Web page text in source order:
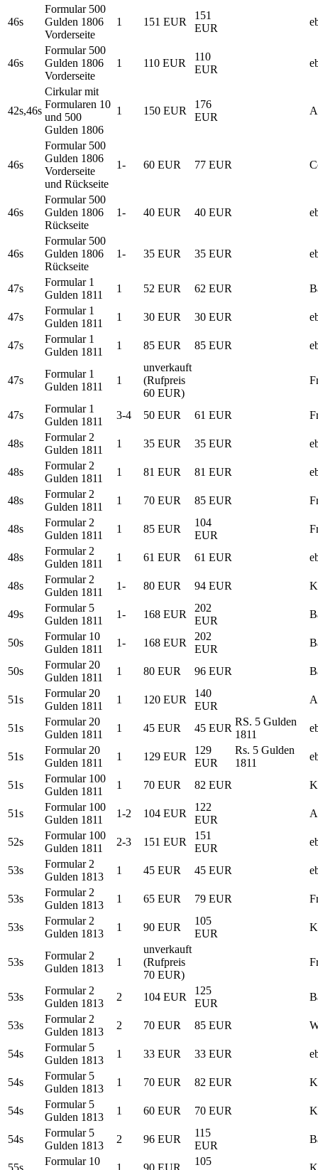
46s
Formular 500
Gulden 1806
Vorderseite
1 151 EUR
151
EUR
46s
Formular 500
Gulden 1806
Vorderseite
1 110 EUR
110
EUR
42s,46s
Cirkular mit
Formularen 10
und 500
Gulden 1806
1 150 EUR
176
EUR
46s
Formular 500
Gulden 1806
Vorderseite
und Rückseite
1- 60 EUR 77 EUR
46s
Formular 500
Gulden 1806
Rückseite
1- 40 EUR 40 EUR
46s
Formular 500
Gulden 1806
Rückseite
1- 35 EUR 35 EUR
47s
Formular 1
Gulden 1811
1 52 EUR 62 EUR
47s
Formular 1
Gulden 1811
1 30 EUR 30 EUR
47s
Formular 1
Gulden 1811
1 85 EUR 85 EUR
47s
Formular 1
Gulden 1811
1
unverkauft
(Rufpreis
60 EUR)
47s
Formular 1
Gulden 1811
3-4 50 EUR 61 EUR
48s
Formular 2
Gulden 1811
1 35 EUR 35 EUR
48s
Formular 2
Gulden 1811
1 81 EUR 81 EUR
48s
Formular 2
Gulden 1811
1 70 EUR 85 EUR
48s
Formular 2
Gulden 1811
1 85 EUR
104
EUR
48s
Formular 2
Gulden 1811
1 61 EUR 61 EUR
48s
Formular 2
Gulden 1811
1- 80 EUR 94 EUR
49s
Formular 5
Gulden 1811
1- 168 EUR
202
EUR
50s
Formular 10
Gulden 1811
1- 168 EUR
202
EUR
50s
Formular 20
Gulden 1811
1 80 EUR 96 EUR
51s
Formular 20
Gulden 1811
1 120 EUR
140
EUR
51s
Formular 20
Gulden 1811
1 45 EUR 45 EUR
RS. 5 Gulden
1811
51s
Formular 20
Gulden 1811
1 129 EUR
129
EUR
Rs. 5 Gulden
1811
51s
Formular 100
Gulden 1811
1 70 EUR 82 EUR
51s
Formular 100
Gulden 1811
1-2 104 EUR
122
EUR
52s
Formular 100
Gulden 1811
2-3 151 EUR
151
EUR
53s
Formular 2
Gulden 1813
1 45 EUR 45 EUR
53s
Formular 2
Gulden 1813
1 65 EUR 79 EUR
53s
Formular 2
Gulden 1813
1 90 EUR
105
EUR
53s
Formular 2
Gulden 1813
1
unverkauft
(Rufpreis
70 EUR)
53s
Formular 2
Gulden 1813
2 104 EUR
125
EUR
53s
Formular 2
Gulden 1813
2 70 EUR 85 EUR
54s
Formular 5
Gulden 1813
1 33 EUR 33 EUR
54s
Formular 5
Gulden 1813
1 70 EUR 82 EUR
54s
Formular 5
Gulden 1813
1 60 EUR 70 EUR
54s
Formular 5
Gulden 1813
2 96 EUR
115
EUR
55s
Formular 10
1 90 EUR
105